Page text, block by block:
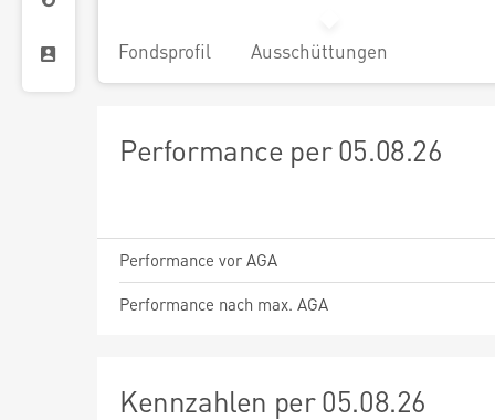
Fondsprofil Ausschüttungen
Performance per 05.08.26
Performance vor AGA
Performance nach max. AGA
Kennzahlen per 05.08.26